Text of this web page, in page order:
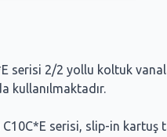
serisi 2/2 yollu koltuk
kullanılmaktadır.
serisi, slip-in kartuş